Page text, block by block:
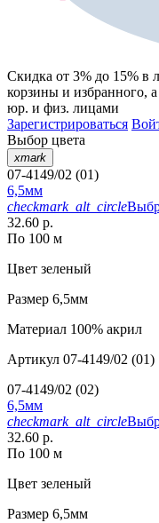
Скидка от 3% до 15% в
корзины и избранного,
юр. и физ. лицами
Зарегистрироваться
Выбор цвета
xmark
07-4149/02 (01)
6,5мм
checkmark_alt_circle
32.60 р.
По 100 м
Цвет зеленый
Размер 6,5мм
Материал 100% акрил
Артикул 07-4149/02 (01)
07-4149/02 (02)
6,5мм
checkmark_alt_circle
32.60 р.
По 100 м
Цвет зеленый
Размер 6,5мм